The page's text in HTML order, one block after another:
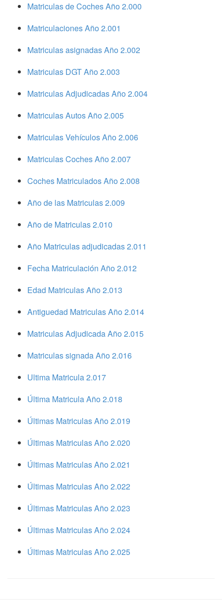
Matriculas de Coches Año 2.000
Matriculaciones Año 2.001
Matriculas asignadas Año 2.002
Matriculas DGT Año 2.003
Matriculas Adjudicadas Año 2.004
Matriculas Autos Año 2.005
Matriculas Vehículos Año 2.006
Matriculas Coches Año 2.007
Coches Matriculados Año 2.008
Año de las Matriculas 2.009
Año de Matriculas 2.010
Año Matriculas adjudicadas 2.011
Fecha Matriculación Año 2.012
Edad Matriculas Año 2.013
Antiguedad Matriculas Año 2.014
Matriculas Adjudicada Año 2.015
Matriculas signada Año 2.016
Ultima Matricula 2.017
Última Matricula Año 2.018
Últimas Matriculas Año 2.019
Últimas Matriculas Año 2.020
Últimas Matriculas Año 2.021
Últimas Matriculas Año 2.022
Últimas Matriculas Año 2.023
Últimas Matriculas Año 2.024
Últimas Matriculas Año 2.025